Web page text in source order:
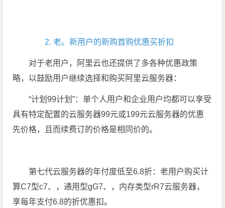
2. 老。新用户的新购首购优惠买折扣
对于老用户，阿里云也还提供了多各种优惠政策
略，以鼓励用户继续选择和购买阿里云服务器：
“计划99计划”：单个人用户和企业用户均都可以享受
具有特定配置的云服务器99元或199元云服务器的优惠
先价格，且而续费订的价格是相同价的。
第七代云服务器的年付度低至6.8折：老用户购买计
算C7型c7、，通用型gG7、，内存类型rR7云服务器，
享每年支付6.8的折优惠扣。